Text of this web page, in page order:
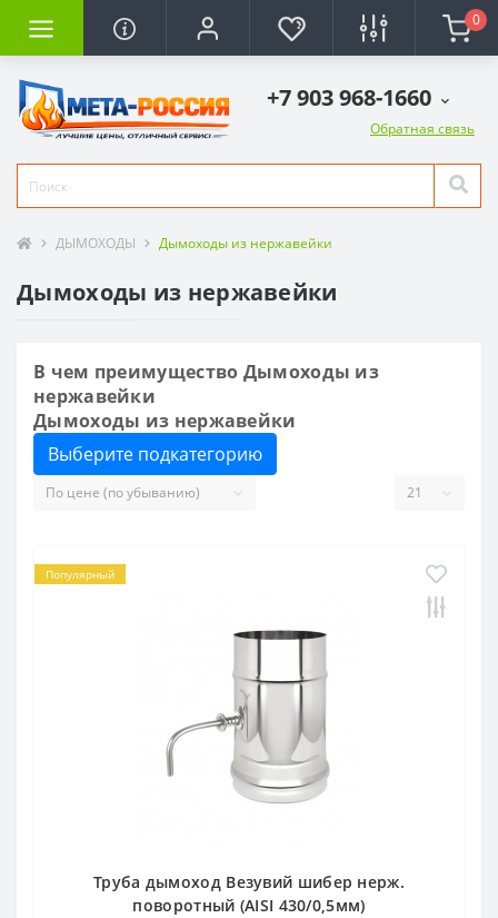
0
+7 903 968-1660
Обратная связь
ДЫМОХОДЫ Дымоходы из нержавейки
Дымоходы из нержавейки
В чем преимущество Дымоходы из
нержавейки
Дымоходы из нержавейки
Выберите подкатегорию
Популярный
Труба дымоход Везувий шибер нерж.
поворотный (AISI 430/0,5мм)